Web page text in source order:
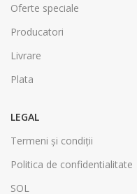
Oferte speciale
Producatori
Livrare
Plata
LEGAL
Termeni și condiții
Politica de confidentialitate
SOL